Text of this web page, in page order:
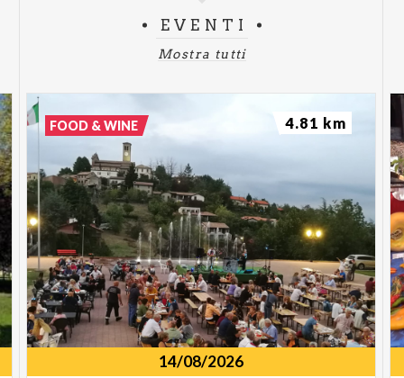
EVENTI
Mostra tutti
14/08/2026
FOOD & WINE 4.81 km